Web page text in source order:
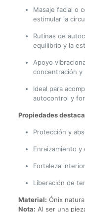
Masaje facial o
estimular la
Rutinas de
equilibrio y la
Apoyo
concentración y
Ideal para
autocontrol y
Propiedades
Protección y
Enraizamiento y
Fortaleza
Liberación de
Material: Ónix natural
Nota: Al ser una